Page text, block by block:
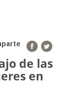
de las
en